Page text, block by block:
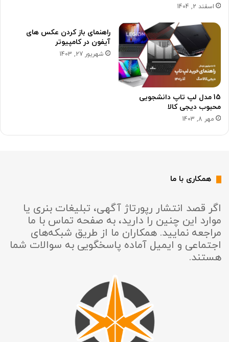
اسفند 2, 1404
15 مدل لپ تاپ دانشجویی
محبوب دیجی کالا
مهر 8, 1403
راهنمای باز کردن عکس های
آیفون در کامپیوتر
شهریور 27, 1403
همکاری با ما
اگر قصد انتشار رپورتاژ آگهی، تبلیغات بنری یا
موارد این چنین را دارید، به صفحه تماس با ما
مراجعه نمایید. همکاران ما از طریق شبکه‌های
اجتماعی و ایمیل آماده پاسخگویی به سوالات شما
هستند.